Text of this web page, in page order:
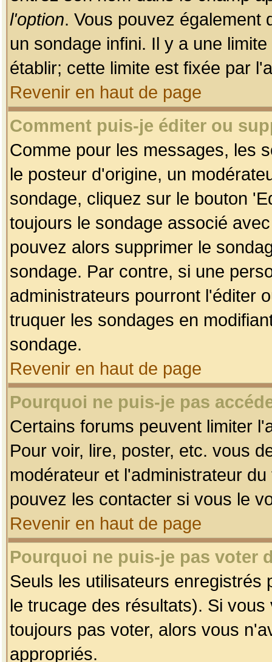
l'option. Vous pouvez également
un sondage infini. Il y a une
établir; cette limite est fixée par
Revenir en haut de page
Comment puis-je éditer ou
Comme pour les messages, les
le posteur d'origine, un
sondage, cliquez sur le bouton
toujours le sondage associé
pouvez alors supprimer le
sondage. Par contre, si une
administrateurs pourront l'éditer
truquer les sondages en
sondage.
Revenir en haut de page
Pourquoi ne puis-je pas
Certains forums peuvent limiter
Pour voir, lire, poster, etc. vous
modérateur et l'administrateur
pouvez les contacter si vous le
Revenir en haut de page
Pourquoi ne puis-je pas voter
Seuls les utilisateurs enregistrés
le trucage des résultats). Si
toujours pas voter, alors vous
appropriés.